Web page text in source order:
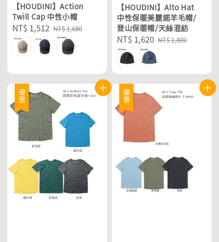
【HOUDINI】Action
Twill Cap 中性小帽
Sale
price
NT$ 1,512 Regular
price
NT$ 1,680
【HOUDINI】Alto Hat
中性保暖美麗諾羊毛帽/
登山保暖帽/天絲混紡
Sale
price
NT$ 1,620 Regular
NT$ 1,800
優惠 優惠